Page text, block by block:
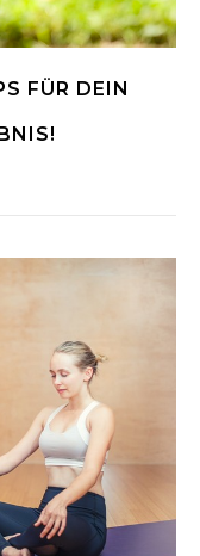
FÜR DEIN